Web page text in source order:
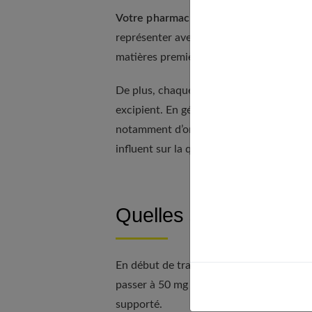
Votre pharmacien effectue la
représenter avec une ordonnance. On
matières premières varie selon les
De plus, chaque gélule contient de la
excipient. En général, il s'agit du
notamment d’origine végétale. S'ils
influent sur la quantité de DHEA
Quelles sont les
En début de traitement : 1 gélule de 25
passer à 50 mg si nécessaire (dose à
supporté.